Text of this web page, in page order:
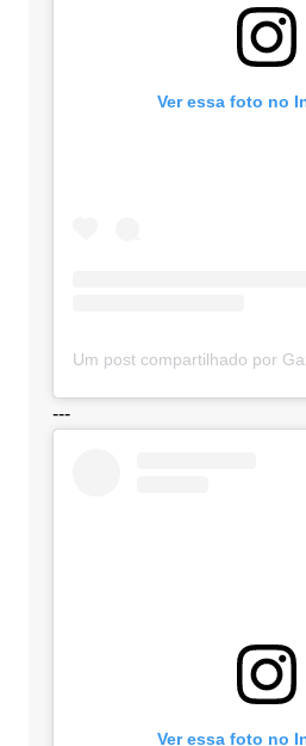
Ver essa foto no
---
Ver essa foto no